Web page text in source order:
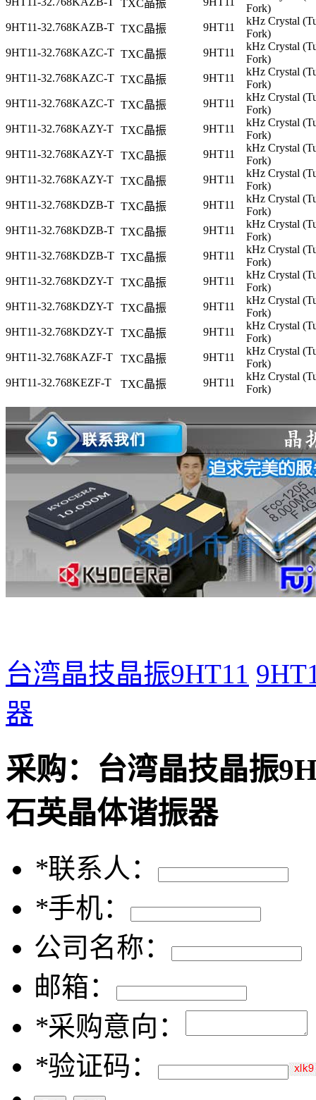
TXC晶振
Fork)
9HT11-32.768KAZB-T TXC晶振 9HT11
kHz Crystal
Fork)
9HT11-32.768KAZC-T TXC晶振 9HT11
kHz Crystal
Fork)
9HT11-32.768KAZC-T TXC晶振 9HT11
kHz Crystal
Fork)
9HT11-32.768KAZC-T TXC晶振 9HT11
kHz Crystal
Fork)
9HT11-32.768KAZY-T TXC晶振 9HT11
kHz Crystal
Fork)
9HT11-32.768KAZY-T TXC晶振 9HT11
kHz Crystal
Fork)
9HT11-32.768KAZY-T TXC晶振 9HT11
kHz Crystal
Fork)
9HT11-32.768KDZB-T TXC晶振 9HT11
kHz Crystal
Fork)
9HT11-32.768KDZB-T TXC晶振 9HT11
kHz Crystal
Fork)
9HT11-32.768KDZB-T TXC晶振 9HT11
kHz Crystal
Fork)
9HT11-32.768KDZY-T TXC晶振 9HT11
kHz Crystal
Fork)
9HT11-32.768KDZY-T TXC晶振 9HT11
kHz Crystal
Fork)
9HT11-32.768KDZY-T TXC晶振 9HT11
kHz Crystal
Fork)
9HT11-32.768KAZF-T
TXC晶振 9HT11
kHz Crystal
Fork)
9HT11-32.768KEZF-T
TXC晶振 9HT11
kHz Crystal
Fork)
台湾晶技晶振9HT11
器
采购： 台湾晶技晶振
石英晶体谐振器
*联系人：
*手机：
公司名称：
邮箱：
*采购意向：
*验证码：